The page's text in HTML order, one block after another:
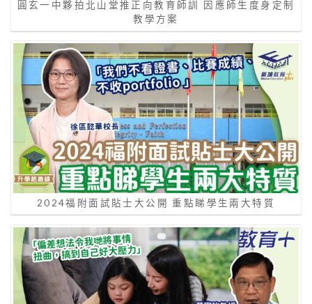
圓玄一中夥拍北山堂推正向教育師訓 因應師生度身定制
教學方案
2024福附面試貼士大公開 重點睇學生兩大特質